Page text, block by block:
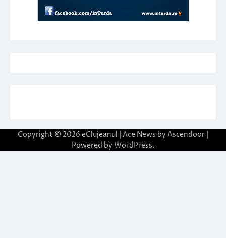
Copyright © 2026 eClujeanul | Ace News by Ascendoor
Powered by WordPress.